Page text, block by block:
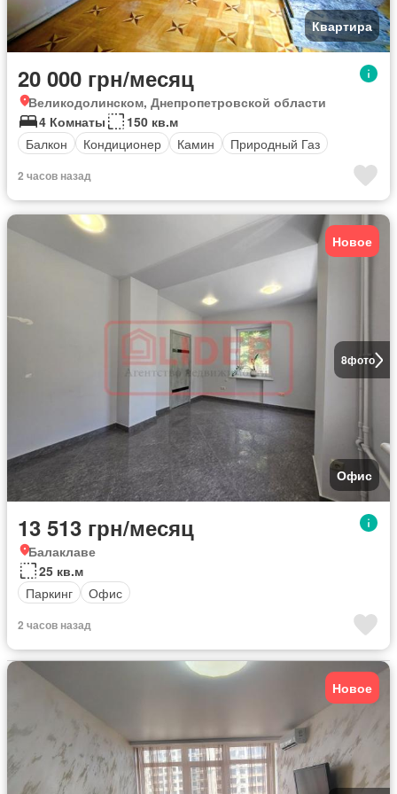
Квартира
20 000 грн/месяц
Великодолинском, Днепропетровской области
4 Комнаты
150 кв.м
Балкон
Кондиционер Камин Природный Газ
2 часов назад
8фото
Новое
Офис
13 513 грн/месяц
Балаклаве
25 кв.м
Паркинг
Офис
2 часов назад
Новое